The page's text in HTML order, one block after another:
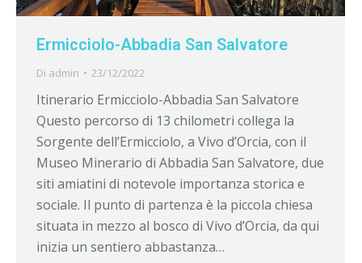
Ermicciolo-Abbadia San Salvatore
Di admin 23/12/2022
Itinerario Ermicciolo-Abbadia San Salvatore
Questo percorso di 13 chilometri collega la
Sorgente dell’Ermicciolo, a Vivo d’Orcia, con il
Museo Minerario di Abbadia San Salvatore, due
siti amiatini di notevole importanza storica e
sociale. Il punto di partenza è la piccola chiesa
situata in mezzo al bosco di Vivo d’Orcia, da qui
inizia un sentiero abbastanza…